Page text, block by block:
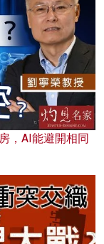
，AI能避開相同